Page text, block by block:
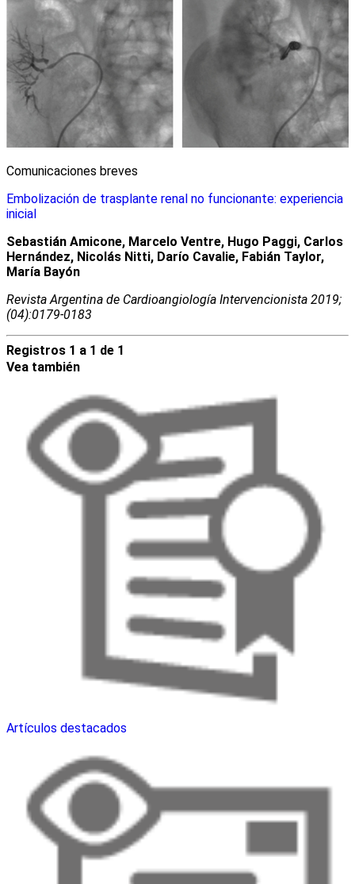
Comunicaciones breves
Embolización de trasplante renal no funcionante: experiencia
inicial
Sebastián Amicone, Marcelo Ventre, Hugo Paggi, Carlos
Hernández, Nicolás Nitti, Darío Cavalie, Fabián Taylor,
María Bayón
Revista Argentina de Cardioangiologí­a Intervencionista 2019;
(04):0179-0183
Registros 1 a 1 de 1
Vea también
Artículos destacados